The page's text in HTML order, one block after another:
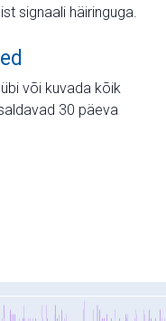
signaali häiringuga.
või kuvada kõik
30 päeva